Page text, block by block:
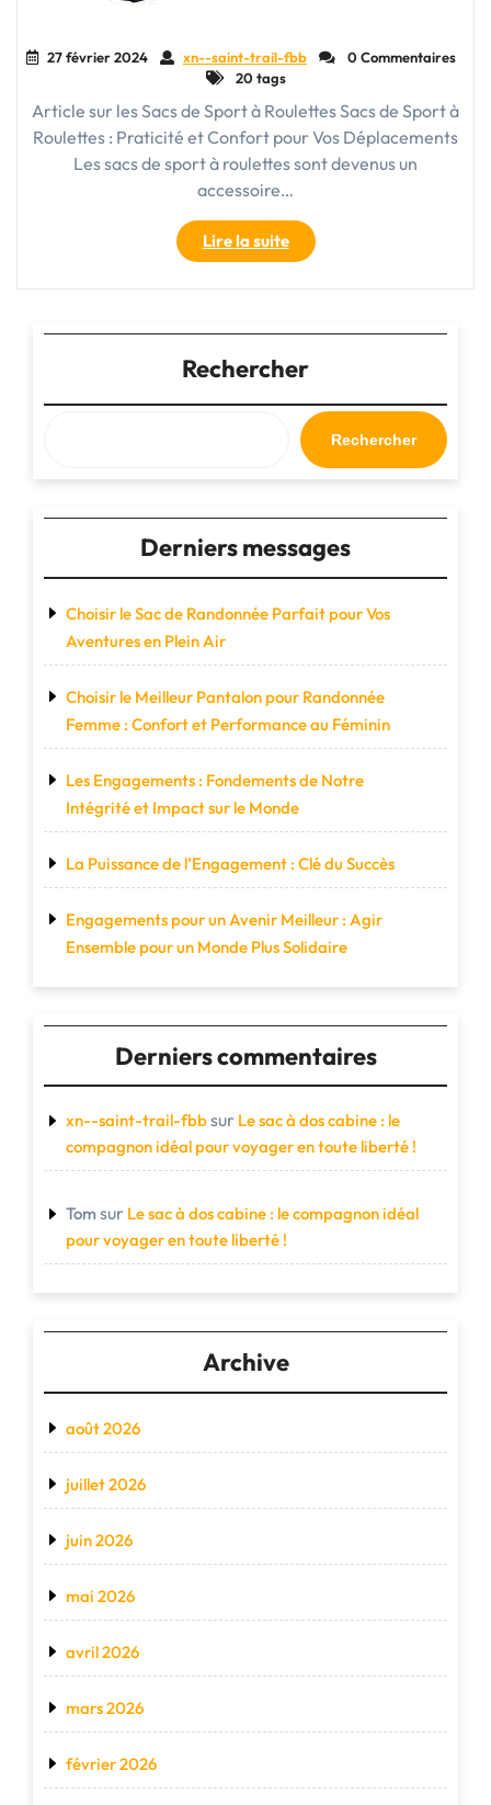
27 février 2024 xn--saint-trail-fbb
0 Commentaires
20 tags
Article sur les Sacs de Sport à Roulettes Sacs de Sport à
Roulettes : Praticité et Confort pour Vos Déplacements
Les sacs de sport à roulettes sont devenus un
accessoire…
Lire la suite"Le
Confort
Pratique
Sacs
de
Sport
à
Roulettes
Déplacements
Actifs"
Rechercher
Rechercher
Derniers messages
Choisir le Sac de Randonnée Parfait pour Vos
Aventures en Plein Air
Choisir le Meilleur Pantalon pour Randonnée
Femme : Confort et Performance au Féminin
Les Engagements : Fondements de Notre
Intégrité et Impact sur le Monde
La Puissance de l’Engagement : Clé du Succès
Engagements pour un Avenir Meilleur : Agir
Ensemble pour un Monde Plus Solidaire
Derniers commentaires
xn--saint-trail-fbbsur Le sac à dos cabine : le
compagnon idéal pour voyager en toute liberté !
Tom sur Le sac à dos cabine : le compagnon idéal
pour voyager en toute liberté !
Archive
août 2026
juillet 2026
juin 2026
mai 2026
avril 2026
mars 2026
février 2026